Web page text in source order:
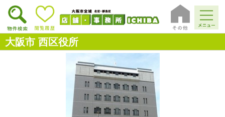
大阪市 西区役所